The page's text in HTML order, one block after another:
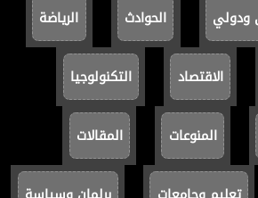
ودولي الحوادث الرياضة
الاقتصاد التكنولوجيا
المنوعات المقالات